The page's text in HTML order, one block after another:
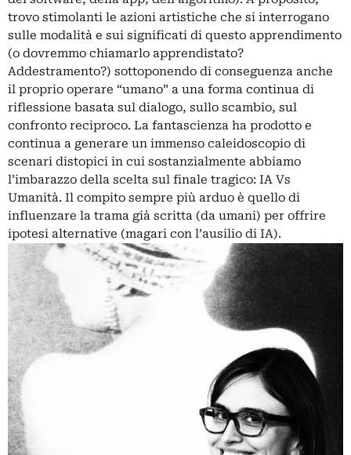
trovo stimolanti le azioni artistiche che si interrogano
sulle modalità e sui significati di questo apprendimento
(o dovremmo chiamarlo apprendistato?
Addestramento?) sottoponendo di conseguenza anche
il proprio operare “umano” a una forma continua di
riflessione basata sul dialogo, sullo scambio, sul
confronto reciproco. La fantascienza ha prodotto e
continua a generare un immenso caleidoscopio di
scenari distopici in cui sostanzialmente abbiamo
l’imbarazzo della scelta sul finale tragico: IA Vs
Umanità. Il compito sempre più arduo è quello di
influenzare la trama già scritta (da umani) per offrire
ipotesi alternative (magari con l’ausilio di IA).